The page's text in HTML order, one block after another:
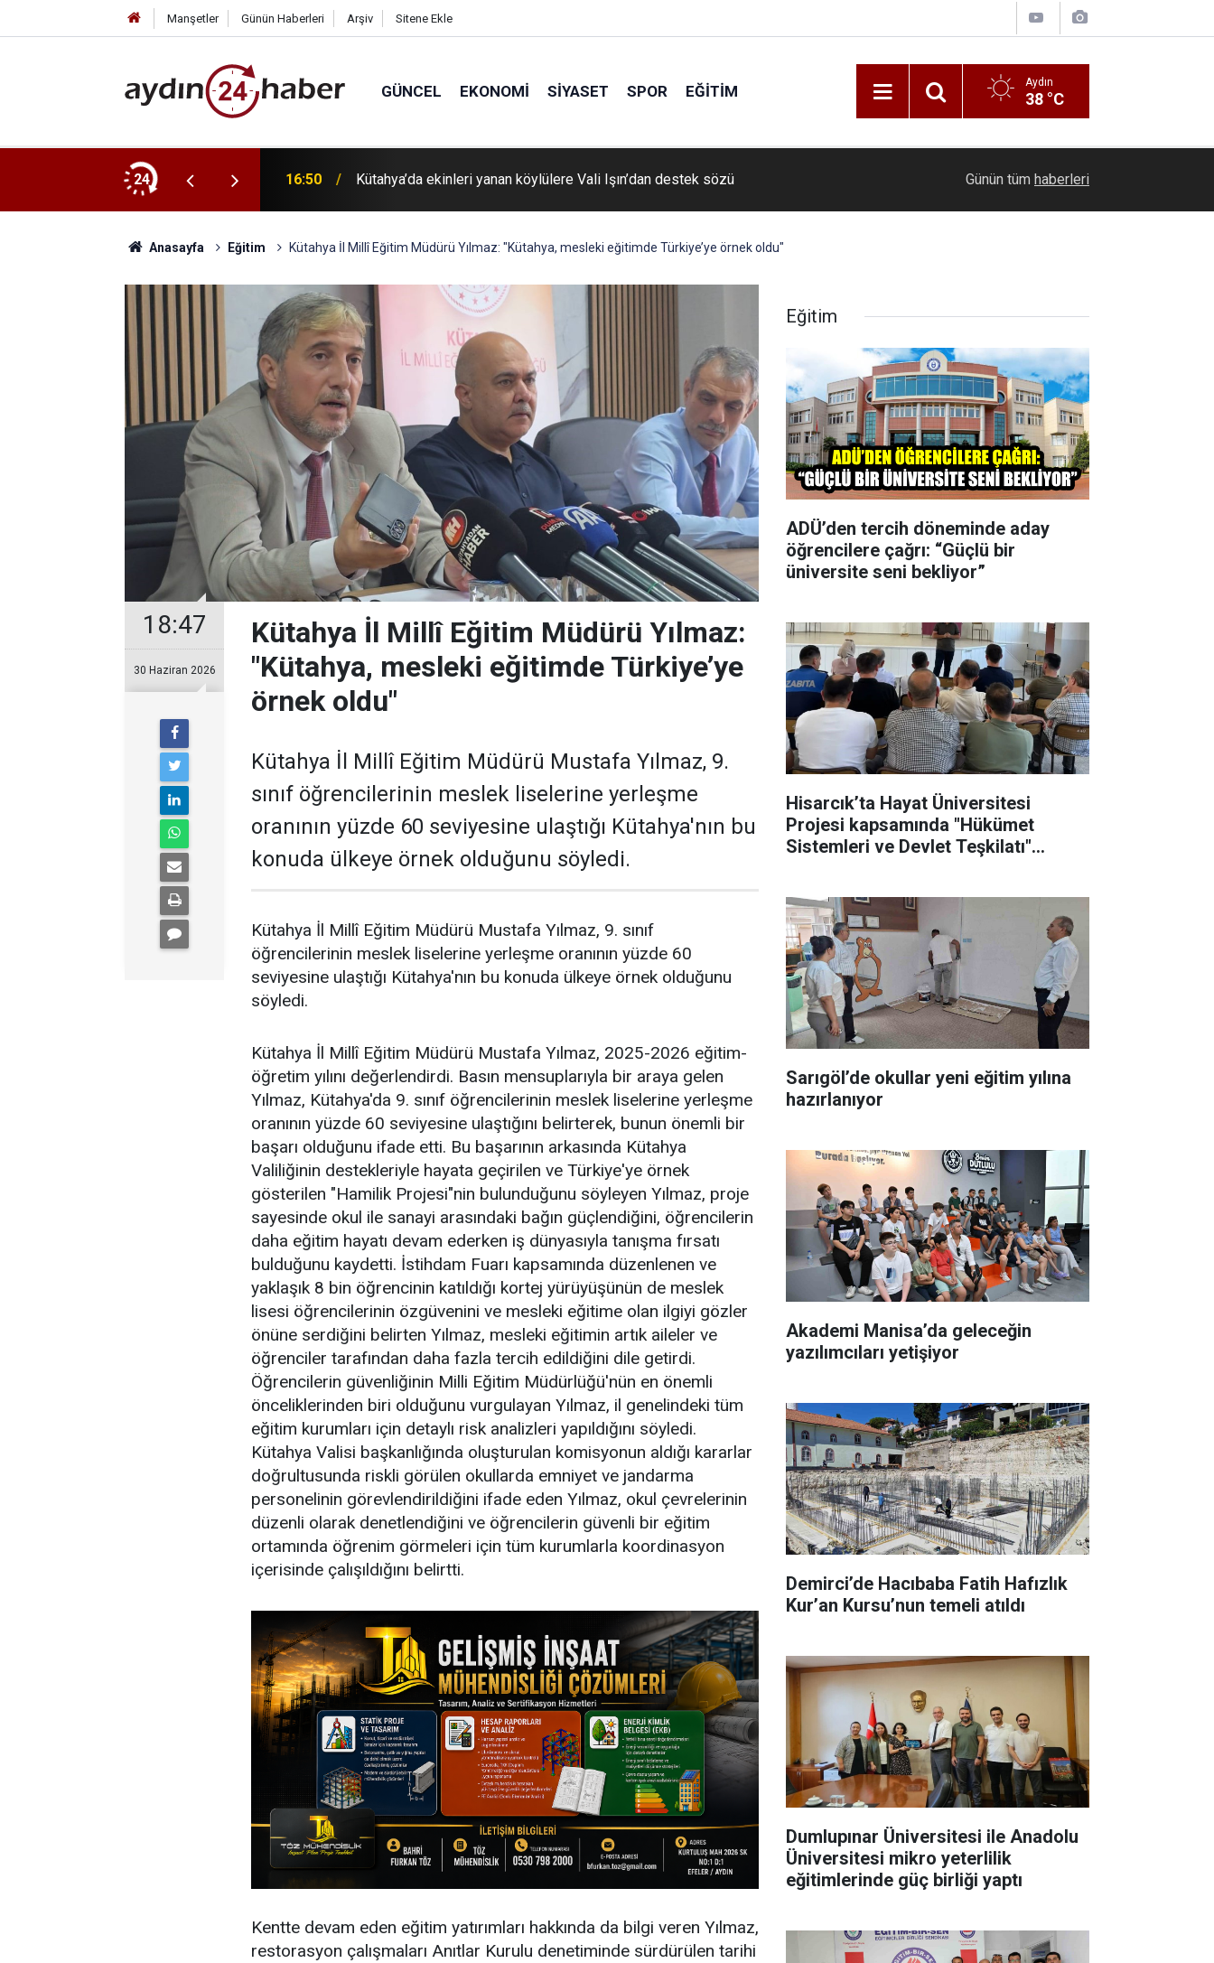
Manşetler Günün Haberleri Arşiv Sitene Ekle
GÜNCEL EKONOMI SIYASET SPOR EĞITIM Aydın
38 °C
24
sert açıklama: “Önce tehdit edildim, sonra
16:50 Kütahya’da ekinleri yanan köylülere Vali Işın’dan destek sözü Uşak’ta itfaiye aracı ile kamyon çarpıştı: 2
Günün tüm haberleri
Anasayfa Eğitim Kütahya İl Millî Eğitim Müdürü Yılmaz: "Kütahya, mesleki eğitimde Türkiye’ye örnek oldu"
18:47
30 Haziran 2026
Kütahya İl Millî Eğitim Müdürü Yılmaz:
"Kütahya, mesleki eğitimde Türkiye’ye
örnek oldu"
Kütahya İl Millî Eğitim Müdürü Mustafa Yılmaz, 9.
sınıf öğrencilerinin meslek liselerine yerleşme
oranının yüzde 60 seviyesine ulaştığı Kütahya'nın bu
konuda ülkeye örnek olduğunu söyledi.
Kütahya İl Millî Eğitim Müdürü Mustafa Yılmaz, 9. sınıf
öğrencilerinin meslek liselerine yerleşme oranının yüzde 60
seviyesine ulaştığı Kütahya'nın bu konuda ülkeye örnek olduğunu
söyledi.
Kütahya İl Millî Eğitim Müdürü Mustafa Yılmaz, 2025-2026 eğitim-
öğretim yılını değerlendirdi. Basın mensuplarıyla bir araya gelen
Yılmaz, Kütahya'da 9. sınıf öğrencilerinin meslek liselerine yerleşme
oranının yüzde 60 seviyesine ulaştığını belirterek, bunun önemli bir
başarı olduğunu ifade etti. Bu başarının arkasında Kütahya
Valiliğinin destekleriyle hayata geçirilen ve Türkiye'ye örnek
gösterilen "Hamilik Projesi"nin bulunduğunu söyleyen Yılmaz, proje
sayesinde okul ile sanayi arasındaki bağın güçlendiğini, öğrencilerin
daha eğitim hayatı devam ederken iş dünyasıyla tanışma fırsatı
bulduğunu kaydetti. İstihdam Fuarı kapsamında düzenlenen ve
yaklaşık 8 bin öğrencinin katıldığı kortej yürüyüşünün de meslek
lisesi öğrencilerinin özgüvenini ve mesleki eğitime olan ilgiyi gözler
önüne serdiğini belirten Yılmaz, mesleki eğitimin artık aileler ve
öğrenciler tarafından daha fazla tercih edildiğini dile getirdi.
Öğrencilerin güvenliğinin Milli Eğitim Müdürlüğü'nün en önemli
önceliklerinden biri olduğunu vurgulayan Yılmaz, il genelindeki tüm
eğitim kurumları için detaylı risk analizleri yapıldığını söyledi.
Kütahya Valisi başkanlığında oluşturulan komisyonun aldığı kararlar
doğrultusunda riskli görülen okullarda emniyet ve jandarma
personelinin görevlendirildiğini ifade eden Yılmaz, okul çevrelerinin
düzenli olarak denetlendiğini ve öğrencilerin güvenli bir eğitim
ortamında öğrenim görmeleri için tüm kurumlarla koordinasyon
içerisinde çalışıldığını belirtti.
Kentte devam eden eğitim yatırımları hakkında da bilgi veren Yılmaz,
restorasyon çalışmaları Anıtlar Kurulu denetiminde sürdürülen tarihi
Eğitim
ADÜ’den tercih döneminde aday
öğrencilere çağrı: “Güçlü bir
üniversite seni bekliyor”
Hisarcık’ta Hayat Üniversitesi
Projesi kapsamında "Hükümet
Sistemleri ve Devlet Teşkilatı"
Sarıgöl’de okullar yeni eğitim yılına
hazırlanıyor
Akademi Manisa’da geleceğin
yazılımcıları yetişiyor
Demirci’de Hacıbaba Fatih Hafızlık
Kur’an Kursu’nun temeli atıldı
Dumlupınar Üniversitesi ile Anadolu
Üniversitesi mikro yeterlilik
eğitimlerinde güç birliği yaptı